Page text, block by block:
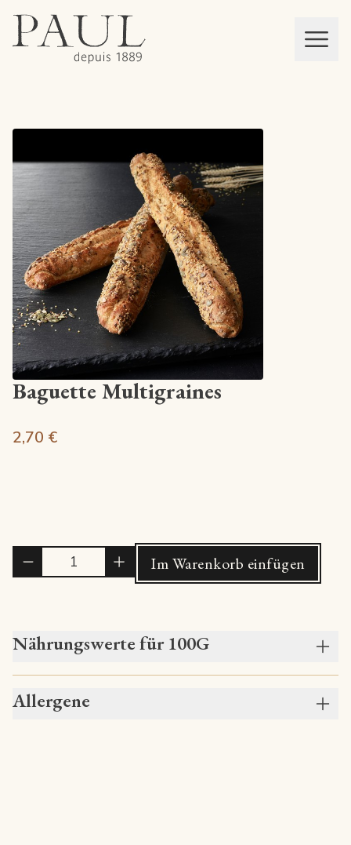
Mon panier
Baguette Multigraines
2,70 €
Im Warenkorb einfügen
Nährungswerte für 100G
Allergene